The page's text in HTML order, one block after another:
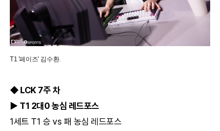
T1 '페이즈' 김수환.
◆ LCK 7주 차
▶ T1 2대0 농심 레드포스
1세트 T1 승 vs 패 농심 레드포스